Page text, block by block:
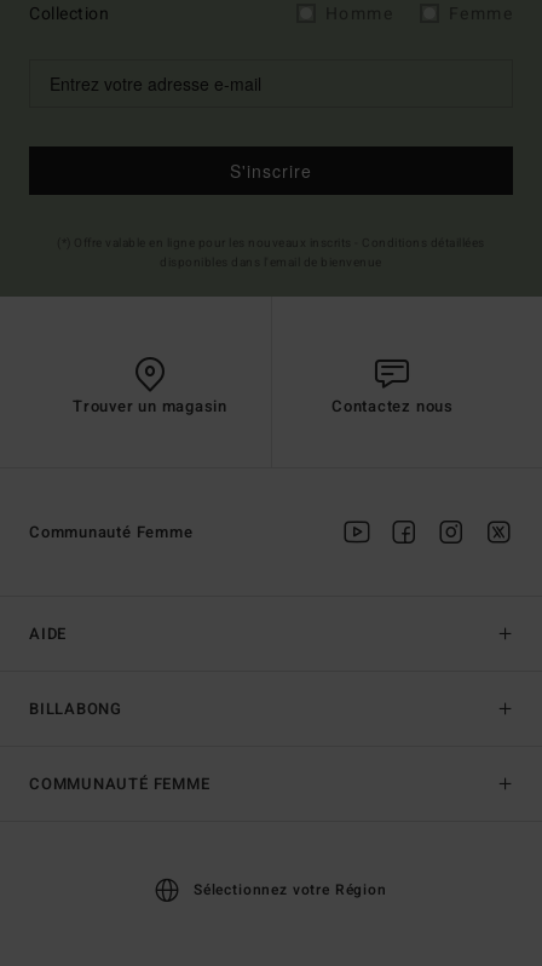
Collection
S'inscrire
Trouver un magasin Contactez nous
AIDE
BILLABONG
Communauté Femme
COMMUNAUTÉ FEMME
Sélectionnez votre Région